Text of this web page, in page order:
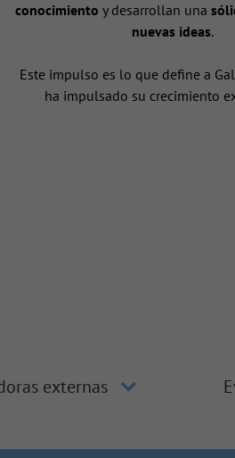
conocimiento y desarrollan una
nuevas ideas.
Este impulso es lo que define a
ha impulsado su crecimiento
externas